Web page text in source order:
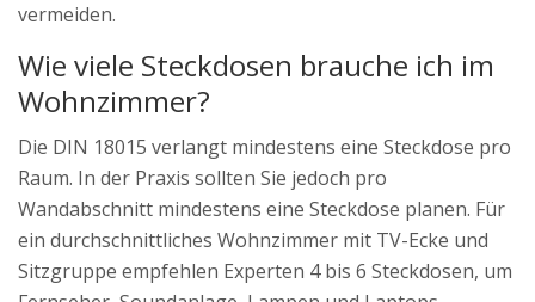
vermeiden.
Wie viele Steckdosen brauche ich im
Wohnzimmer?
Die DIN 18015 verlangt mindestens eine Steckdose pro
Raum. In der Praxis sollten Sie jedoch pro
Wandabschnitt mindestens eine Steckdose planen. Für
ein durchschnittliches Wohnzimmer mit TV-Ecke und
Sitzgruppe empfehlen Experten 4 bis 6 Steckdosen, um